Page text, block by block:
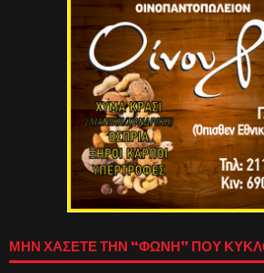
ΜΗΝ ΧΑΣΕΤΕ ΤΗΝ “ΦΩΝΗ” ΠΟΥ